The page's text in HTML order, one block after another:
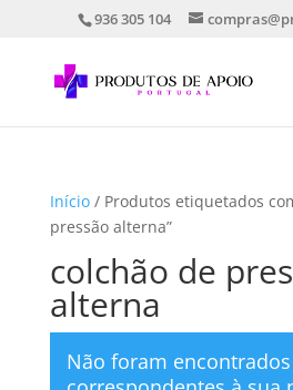
936 305 104
Início/ Produtos etiquetados
pressão alterna”
colchão de
alterna
Não foram